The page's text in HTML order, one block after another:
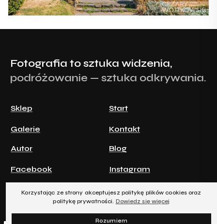
Fotografia to sztuka widzenia,
podróżowanie — sztuka odkrywania.
Sklep
Galerie
Start
Kontakt
Autor
Facebook
Blog
Instagram
Korzystając ze strony akceptujesz politykę plików cookies oraz
politykę prywatności. Dowiedz się więcej
Rozumiem